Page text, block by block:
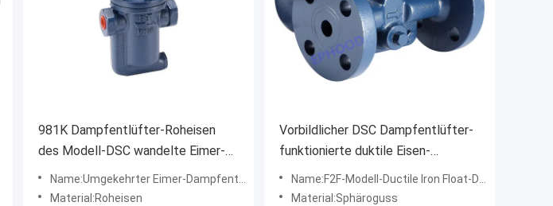
981K Dampfentlüfter-Roheisen
des Modell-DSC wandelte Eimer-
Dampfentlüfter mit
Sicherheitsventil um
Name:Umgekehrter Eimer-Dampfentlüfter mit Sicherheitsventil
Material:Roheisen
Vorbildlicher DSC Dampfentlüfter-
funktionierte duktile Eisen-
Schwimmer-Art Flansch-Ende F2F-
Reihen-
Name:F2F-Modell-Ductile Iron Float-Dampfentlüfter
Material:Sphäroguss